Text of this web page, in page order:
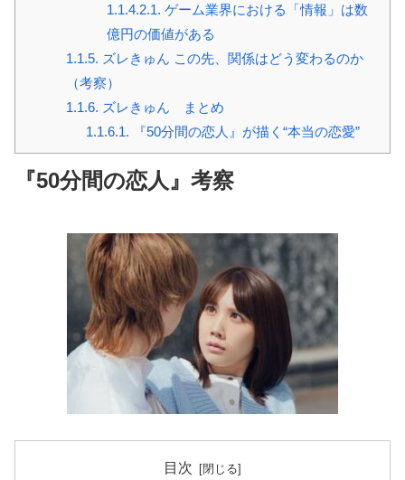
1.1.4.2.1. ゲーム業界における「情報」は数
億円の価値がある
1.1.5. ズレきゅん この先、関係はどう変わるのか
（考察）
1.1.6. ズレきゅん まとめ
1.1.6.1. 『50分間の恋人』が描く“本当の恋愛”
『50分間の恋人』考察
目次